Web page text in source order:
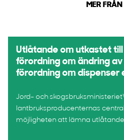
MER
Utlåtande om utkastet
förordning om ändring
förordning om dispenser
Jord- och
lantbruksproducenternas
möjligheten att lämna utlåtande